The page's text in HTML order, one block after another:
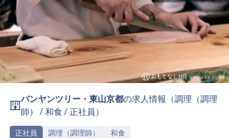
ご利用の流れ
よくある質問
ホテル・宿泊業界情報コラム
無料 転職サポートに申し込む
バンヤンツリー・東山京都の求人情報（調理（調理
師）
/和食 /正社員 ）
正社員 調理（調理師） 和食